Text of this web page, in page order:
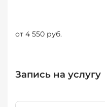
от 4 550 руб.
Запись на услугу